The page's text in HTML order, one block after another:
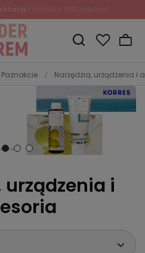
Paznokcie Narzędzia, urządzenia i
urządzenia i